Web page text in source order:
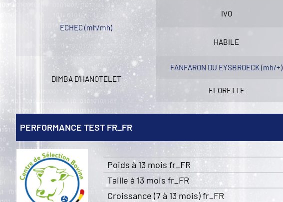
ECHEC (mh/mh)
IVO
HABILE
DIMBA D’HANOTELET
FANFARON DU EYSBROECK (mh/+)
FLORETTE
PERFORMANCE TEST FR_FR
Poids à 13 mois fr_FR
Taille à 13 mois fr_FR
Croissance (7 à 13 mois) fr_FR